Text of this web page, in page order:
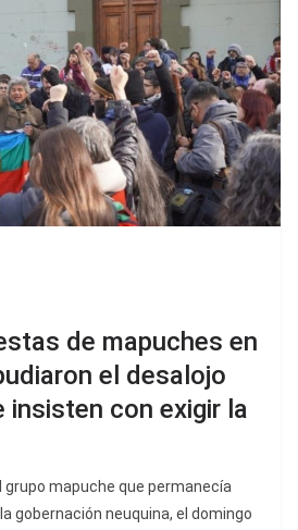
de mapuches en
el desalojo
insisten con exigir la
grupo mapuche que permanecía
gobernación neuquina, el domingo